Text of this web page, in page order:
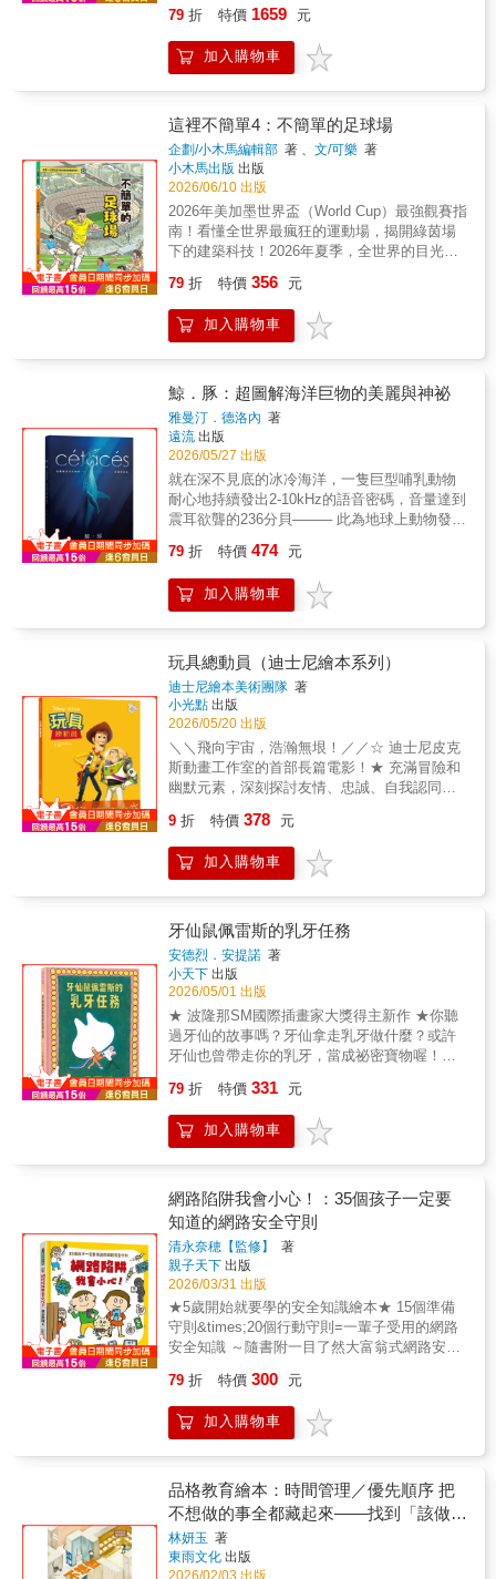
奶以誇張的肢體和絕妙的創意，開創「廢物利
全書以環保牛皮紙袋與色筆拼貼繪製完成，完
美示範怕浪費奶奶的「不浪費精神」！◎本系
列共5冊1.怕浪費奶奶2. 怕浪費奶奶的生活寶典
5. 怕浪費奶奶的奶奶◎系列特色特色1 日本超
人氣經典環保議題繪本，面對海洋汙染、飢
餓、糧食安全等嚴峻的全球議題，怕浪費奶奶
以生活化的取材，帶領孩子落實「愛物惜
物」、「環保即生活」的概念，系列暢銷超過
百萬冊。特色2 符合聯合國永續發展目標
SDGs、環保6R的精神，為課堂最佳的團討素
到珍惜身而為人的本分，實踐敬天愛人的終極
目標。特色4 不浪費的惜物精神席捲全世界，
系列授權近10國語言。特色5 《怕浪費奶奶》
本工作者 海狗房東文字工作者 諶淑婷後青
春繪本館主編 盧方方全國首創「日文繪本親
子讀書會」創辦人 藍莓媽咪「倚老賣老，常
讓人感到生厭，尤其是過於僵化的生活習慣與
不合時宜的時代經驗。怕浪費的奶奶卻不會，
她的怕浪費，是對這個世界的珍惜和喜愛，她
的生活智慧是創造力與行動力的展現！」──諶
淑婷／文字工作者「聽奶奶的話，保你平安健
康長大」怕浪費奶奶將敬畏天地，愛人惜物的
的叮嚀，煉化為成長的養份，保我們一生幸
福。」──盧方方／後青春繪本館主編「不浪費
不是小氣，而是惜物，是一種生活態度。不浪
想法。《怕浪費奶奶》系列叢書發揚不浪費的
精神，除了教導小朋友珍惜吃穿用度，並運用
智慧與巧思把回收物再利用等生活態度外，也
告訴小朋友珍惜有限資源與環境保護的重要
性，使大家知道要節能減碳，愛護我們唯一的
地球。」──藍莓媽咪／全國首創「日文繪本親
子讀書會」創辦人日本讀者熱情回饋「怕浪費
起讀了這本書之後，他老是把『怕浪費奶奶要
來嘍！』這句話掛在嘴邊。」──3歲兒媽媽
「有些時候我們怎麼教孩子，都還是沒什麼成
口，最近也很喜歡拿吃剩的橘子皮去洗澡。推
薦這本書給生活在『隨手就丟』世代的孩子與
父母，書裡有滿多值得我們反思的地方。」
──5歲兒母親
課： 橫跨「友情、承諾、告別、自我、與守
護」，陪伴無數孩子與家長共同成長。☆ 全彩
精美繪本： 將動畫的感動轉化為溫潤的紙上筆
太空戰警巴斯光年來到安弟家，傳統牛仔胡迪
感受到了前所未有的威脅。一場意外的墜落，
開啟了兩人從競爭到成為「一輩子摯友」的傳
奇冒險。第 2 集：【身分的追尋】胡迪意外發
現自己竟是珍貴的骨董收藏品！在前往博物館
與夥伴們身邊之間，他面臨了最艱難的選擇。
最終他明白：被孩子愛著，才是玩具最光榮的
使命。第 3 集：【最美的告別】安弟長大要去
上大學了，玩具們該何去何從？在陽光托兒所
這份愛傳遞給下一個孩子——邦妮。第 4 集：
【自由的定義】邦妮親手做的「叉奇」逃跑
了！在營救過程中，胡迪與牧羊女重逢，並看
見了玩具生命的另一種可能。他決定聽從內心
的聲音，從守護者轉變為自由的冒險家。第 5
集：【永恆的連結】當科技產品占領了邦妮的
房間，玩具們面臨史無前例的數位挑戰！胡迪
與老友們再次聯手，在冰冷的科技世界中找回
情感的連結，證明真實的陪伴永遠無法被取
代。※適讀年齡：3歲以上、無注音｜全系列亮
點｜✪ 完整的成長曲線： 從安弟的房間到邦妮
的童年，再到未來的數位挑戰，一次收錄玩具
們最豐富的情感旅程。✪ 寓教於樂的生命教
育： 透過故事討論「分享」、「勇氣」與「面
對改變」，是親子共讀的最佳素材。✪ 視覺饗
士尼、皮克斯經典動畫，將電影藝術融入生活
閱讀。✪ 文字淺顯易懂，適合幼兒啟蒙及學齡
兒童自行閱讀。✪ 全系列包含《玩具總動
員》、《冰雪奇緣》、《腦筋急轉彎》等多款
熱門主題。｜動畫電影繪本系列包含｜◇ 【迪
士尼繪本系列】玩具總動員（全系列5集）◇
【迪士尼繪本系列】動物方城市（全系列2集）
◇ 【迪士尼繪本系列】冰雪奇緣（全系列4
集）◇ 【迪士尼繪本系列】海洋奇緣（全系列
系列3集）還有更多經典動畫繪本......
79 折 特價 1659 元
加入購物車
這裡不簡單4：不簡單的足球場
企劃/小木馬編輯部 著 、文/可樂 著
小木馬出版 出版
2026/06/10 出版
2026年美加墨世界盃（World Cup）最強觀賽指
南！看懂全世界最瘋狂的運動場，揭開綠茵場
下的建築科技！2026年夏季，全世界的目光都
能容納數萬人瘋狂吶喊的巨大建築，是如何在
幾天內從足球場變身為美式足球場？為什麼在
氣候嚴苛的沙漠或極地，球員依然能在綠色草
世界盃的高科技場館，更要潛入那些連轉播鏡
頭都拍不到的「地下禁區」。這是一本為小小
球迷、建築迷與工程控準備的百科全書，讓你
從「看熱鬧」進化為「看門道」的超級專家！
本書亮點：幫助你一次看懂足球場，再帶你潛
入綠草皮之下，認識場地裡的超級科技！這
次，我們要帶領充滿好奇心的小讀者，直擊連
轉播鏡頭都拍不到的區域，揭開現代足球場的
神祕面紗！像是：用生動的圖解，拆解足球場
圈，其實是開球時必須保持的「社交距離」！
而充滿危機的禁區，則是守門員專屬的特權
區，也是防守球員絕對不能隨便犯規的領地。
開，搭乘超大型的升降梯收進地底溫室。這是
現代球場為了因應各種嚴苛氣候，而衍生打造
的地下系統！草皮上深淺交錯的網格：才不是
上了漆，而是利用光線折射的原理，讓草皮出
現差異。這可不只是為了美觀，更是幫助裁判
判斷「越位」的得力武器！球場上的「天
眼」：帶孩子看懂VAR（影像輔助裁判）的作
的「神奇手錶」，並透過門線技術與多部監控
螢幕，能精準的守護每一次的關鍵得分。不可
思議的特色球場巡禮：是一場精采絕倫的紙上
場」，到未來即將挑戰地心引力的沙烏地
「NEOM空中球場」，再到沙漠中的酷涼帳篷
球場。趁著四年一度的世界盃熱潮即將到來，
讓孩子從觀看賽事出發，培養欣賞專業，並勇
於探索世界的知識力吧！本書特色小木馬出版
社在《超級工程MIT》系列出版後，受到各界的
支持，帶領大小讀者從公共建築、工程規劃等
角度，看見城市發展的藍圖，並提供小朋友多
視角觀察未來的閱讀素材。今年，我們延續這
《不簡單的棒球場》後，將目光轉向全球參與
人數最多、最具熱情的運動場域——足球場。
身為愛棒球的臺灣人，我們已逐漸領略世界各
地特色球場的魅力；然而，足球作為世界第一
大運動，不僅擁有最龐大的觀賽人口與職業聯
賽，更是跨越國界的共通語言。這幾年，我們
欣喜的看見臺灣有越來越多小朋友奔跑在足球
場上，不久前臺灣女足奮力爭取奧運資格的精
采表現，更深深感動了無數國人。或許有一
天，臺灣的足球運動也能在國際舞臺上綻放光
芒，讓世界看見我們的實力。隨著四年一度的
2026世界盃足球賽即將到來，這不僅是一場競
地底下的精密排水與恆溫系統，到能適應各種
氣候的變形草皮，每一座球場都藏著不簡單的
科學祕密。讓我們透過這本書，一起揭開綠茵
力量！
79 折 特價 356 元
加入購物車
鯨．豚：超圖解海洋巨物的美麗與神祕
雅曼汀．德洛內 著
遠流 出版
2026/05/27 出版
就在深不見底的冰冷海洋，一隻巨型哺乳動物
耐心地持續發出2-10kHz的語音密碼，音量達到
震耳欲聾的236分貝──── 此為地球上動物發出
息究竟是要傳送給誰？我們該如何解讀其意
義？ 第一本完整介紹鯨・豚及其習性市面上最
美麗，且最大開本的知識型繪本結合科學視
鯨豚的生活習性、演化分類與行為特徵；★響
應聯合國SDGs「保育海洋生態」永續發展目
標，關懷海洋生物；★用老少咸宜的圖文繪
本，經由藝術之美啟迪海洋保育與生命教育。
鯨是地球上最巨大的動物，身形靈巧的海豚過
著群居生活；2,000萬年來，兩者是海洋生態鏈
中，最為敏感、最具發聲能力的頂級存在。 從
座頭鯨的優美歌聲、海豚的聲納系統、抹香鯨
的深潛能力，到育幼、遷徙、群體生活與難以
擁有記憶、情感、社會連結與文化的獨特生
命。 但你知道……┃ 鬚鯨和齒鯨覓食的方式有
何不同？┃ 鯨豚的背鰭與鯊魚有什麼不一樣的
七次？┃ 這些美妙的生物在呼吸暫停時是如何
睡覺的？┃ 季節性遷徙的冠軍是座頭鯨，每年
旅行超過兩萬公里！┃ 鯨豚是用什麼方式有計
劃、有效率的團體覓食呢？ 這本結合科學知
識、精緻插畫與海洋實況的圖文並茂繪本────
從身體構造、演化分類到行為特徵與海中哺乳
動物面臨的生存威脅。作者以優美寫實的筆
洋住民。 鮮為人知的解剖鯨豚的生理或特有細
節，全收錄於這本書中。翻開書頁，映入眼簾
的不只是鯨豚，也是海洋如何呼吸，以及人類
畫結合自然科學知識，兼具視覺美感與知識密
度，不只是科普書，也是一本獨具收藏價值的
插畫作品。 ◇擬真的鯨豚插圖和豐富資訊，透
過輕鬆親切的文字，表現出自然科普與藝術圖
像的巧妙平衡。 ◇從鯨豚身體構造、演化分
類、聲音溝通、育幼、遷徙到群體生活，帶領
讀者以系統性理解鯨豚如何生活、覓食與嬉
戲。 ◇以圖解方式呈現鬚鯨、齒鯨、回聲定
位、深潛能力等主題，將艱深知識轉化為易懂
的圖像閱讀，降低閱讀門檻，適合青少年到成
題，書中不只談物種知識，也納入鯨豚在神
話、文學中的形象，以及當代面臨的污染、捕
撈、噪音與船舶威脅。 ◇既有國際視野，也能
與海洋保育議題。 ◇臺灣大學生態學與演化生
物學研究所博士────余欣怡專業審訂。各界推
薦：真心守護．海中巨物Cinyee Chiu 插畫創
作者、《青春之石》繪本作者田皓仁（老
79 折 特價 474 元
加入購物車
玩具總動員（迪士尼繪本系列）
迪士尼繪本美術團隊 著
小光點 出版
2026/05/20 出版
＼＼飛向宇宙，浩瀚無垠！／／☆ 迪士尼皮克
斯動畫工作室的首部長篇電影！★ 充滿冒險和
幽默元素，深刻探討友情、忠誠、自我認同等
愛？｜故事簡介｜安弟的生日到了！這本該是
玩具們最興奮的日子，卻也是胡迪警長「噩
夢」的開始——超酷炫的太空騎警「巴斯光
房間裡的新寵兒。這讓身為玩具領袖的胡迪感
到既嫉妒又不安。在一次前往「披薩星球」的
途中，兩人意外流落街頭，甚至闖進了惡鄰居
阿薛的恐怖家園！面對搬家倒數的威脅與重重
危機，這對水火不容的死對頭必須放下成見，
團結展開一場驚心動魄的逃亡大戰。胡迪與巴
斯能及時趕回安弟的身邊，發現友情的真正意
義嗎？※適讀年齡：3歲以上、無注音｜本書亮
點｜✪ 經典重現：全彩精緻插畫，重溫皮克斯
如何處理「嫉妒」情緒，理解團隊合作與分享
的快樂。✪ 正向力量：跟著胡迪與巴斯一起克
服恐懼，找回自信與真正的勇氣！｜全系列特
畫，繽紛主題應有盡有！✪ 將電影原著化為紙
上故事，讓讀者重溫經典的感動。✪ 文字淺顯
易懂，適合親子共讀及孩子自行閱讀。｜全系
列包含｜◇ 【迪士尼繪本系列】冰雪奇緣◇
【迪士尼繪本系列】冰雪奇緣：北極之光◇
【迪士尼繪本系列】冰雪奇緣：最棒的生日◇
【迪士尼繪本系列】冰雪奇緣2：魔法森林◇
【迪士尼繪本系列】海洋奇緣◇ 【迪士尼繪本
急轉彎◇ 【迪士尼繪本系列】腦筋急轉彎2◇
【迪士尼繪本系列】阿焦，去睡覺！◇ 【迪士
尼繪本系列】元素方城市◇ 【迪士尼繪本系
系列】小美人魚◇ 【迪士尼繪本系列】白雪公
主◇ 【迪士尼繪本系列】美女與野獸◇ 【迪士
尼繪本系列】仙履奇緣◇ 【迪士尼繪本系列】
阿拉丁◇ 【迪士尼繪本系列】動物方城市◇
【迪士尼繪本系列】動物方城市2◇ 【迪士尼
9 折 特價 378 元
加入購物車
牙仙鼠佩雷斯的乳牙任務
安德烈．安提諾 著
小天下 出版
2026/05/01 出版
★ 波隆那SM國際插畫家大獎得主新作 ★你聽
過牙仙的故事嗎？牙仙拿走乳牙做什麼？或許
牙仙也曾帶走你的乳牙，當成祕密寶物喔！◆
童話傳說與生活經驗，將掉牙的焦慮，轉化為
正向的創意想像！帶走乳牙的牙仙，真面目是
一隻小老鼠？！所有的小孩一定都很好奇：睡
麼呢？在西班牙與拉丁美洲的傳說中，牙仙其
實是一隻名叫「奧東．佩雷斯」的小老鼠。他
會在夜晚偷偷把掉下的乳牙拿走，並留下一枚
小小的銅板。牙仙鼠拿走乳牙做什麼呢？波隆
那SM國際插畫家大獎得主安德烈．安提諾利，
從一個簡單的問題出發：「為什麼牙仙鼠佩雷
斯需要那麼多乳牙？」由此展開了一個既忙碌
又神祕的世界。白天，佩雷斯先生是銀行的總
經理，電話接不完、會議開不停；夜晚，他則
化身牙仙鼠，指揮三隻小老鼠潛入掉牙小孩的
牙，對小老鼠來說，不但值錢，還可以變成神
殿的建材、造型獨特的家具，甚至是閃亮的項
鍊。溫暖手繪 x 繽紛色彩 x 奇想故事走進驚喜
融合現代主義的簡潔設計，用大膽的色彩與充
滿幽默的細節安排，打造出一個既迷人又生動
的奇妙世界——在這裡，乳牙的用途遠遠超出
你的想像！
79 折 特價 331 元
加入購物車
網路陷阱我會小心！：35個孩子一定要
知道的網路安全守則
清永奈穂【監修】
著
親子天下 出版
2026/03/31 出版
★5歲開始就要學的安全知識繪本★ 15個準備
守則&times;20個行動守則=一輩子受用的網路
安全知識 ～隨書附一目了然大富翁式網路安全
公開嗎？ 認識的人想要我的照片，可以傳給他
嗎？ 不小心點到「中獎詐騙」連結該怎麼辦？
網購詐騙、虛擬寶物交易、網路霸凌、私密影
與暴力呢？本書以輕鬆可愛的繪本形式，解說
正確使用網路的原則，幫助孩子提高警覺、辨
識危險情況；當遇到問題時，也能更冷靜的應
對，發出求救訊號，做出保護自己的正確判
斷。不論大人、小孩，都一起來學習在虛擬世
79 折 特價 300 元
加入購物車
品格教育繪本：時間管理／優先順序 把
不想做的事全都藏起來——找到「該做的
事」與「想做的事」的平衡(다 숨겨버릴
거야)
林妍玉 著
東雨文化 出版
2026/02/03 出版